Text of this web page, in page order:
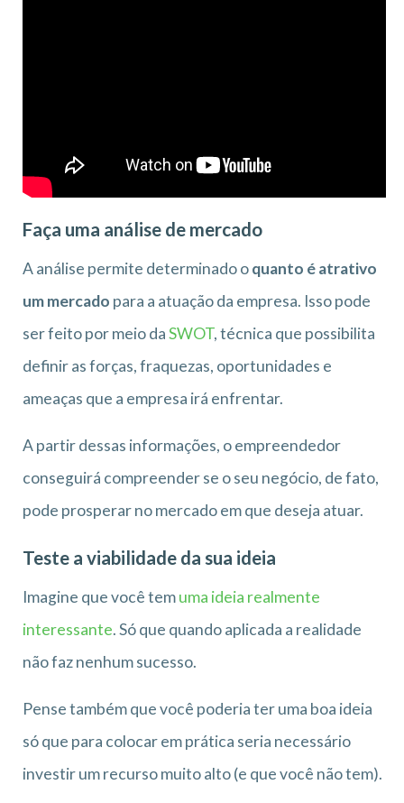
Faça uma análise de mercado
A análise permite determinado oquanto é atrativo
um mercado para a atuação da empresa. Isso pode
ser feito por meio daSWOT, técnica que possibilita
definir as forças, fraquezas, oportunidades e
ameaças que a empresa irá enfrentar.
A partir dessas informações, o empreendedor
conseguirá compreender se o seu negócio, de fato,
pode prosperar no mercado em que deseja atuar.
Teste a viabilidade da sua ideia
Imagine que você temuma ideia realmente
interessante. Só que quando aplicada a realidade
não faz nenhum sucesso.
Pense também que você poderia ter uma boa ideia
só que para colocar em prática seria necessário
investir um recurso muito alto (e que você não tem).